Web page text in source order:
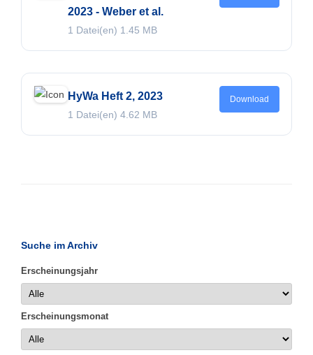
2023 - Weber et al.
1 Datei(en) 1.45 MB
HyWa Heft 2, 2023
1 Datei(en) 4.62 MB
Download
Suche im Archiv
Erscheinungsjahr
Erscheinungsmonat